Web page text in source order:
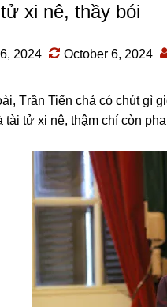
xi nê, thầy bói
2024 October 6, 2024
Tɾần Tiến chả có chút ɡì
tài tử xi nê, thậm chí còn